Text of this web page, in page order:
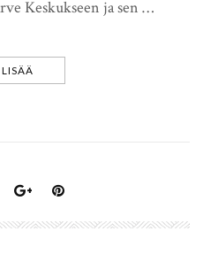
Keskukseen ja sen …